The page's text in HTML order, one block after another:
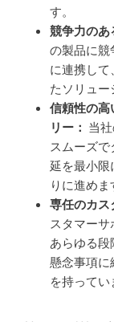
す。
競争力のあ
の製品に競
に連携し
たソリュー
信頼性の高
リー： 当
スムーズ
延を最小限
りに進めま
専任のカス
スタマー
あらゆる
懸念事項に
を持ってい